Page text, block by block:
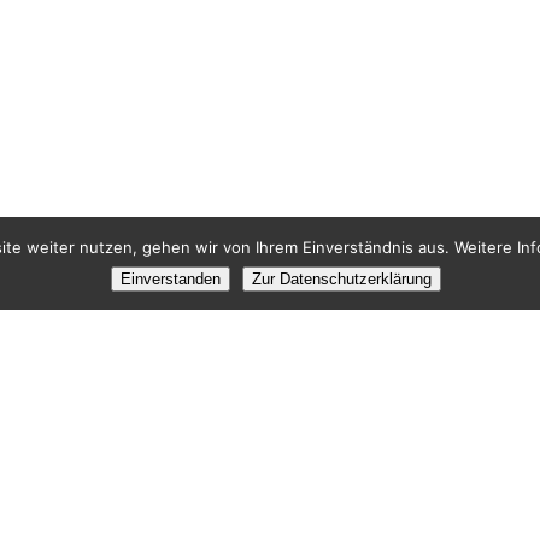
weiter nutzen, gehen wir von Ihrem Einverständnis aus. Weitere
Einverstanden Zur Datenschutzerklärung